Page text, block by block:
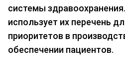
системы
использует их перечень
приоритетов в
обеспечении пациентов.